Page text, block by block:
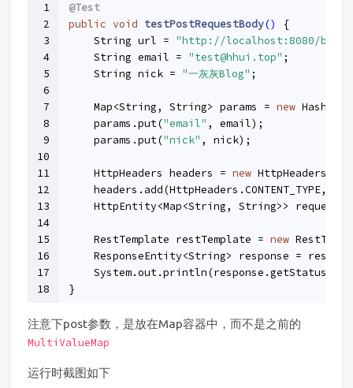
1
2
3
4
5
6
7
8
9
10
11
12
13
14
15
16
17
18
@Test
public void testPostRequestBody()
{
    String url =
"http://localhost:8080/body"
    String email =
"test@hhui.top" ;
    String nick =
"一灰灰Blog" ;
    Map<String, String> params =
new
    params.put(
"email" , email);
    params.put(
"nick" , nick);
    HttpHeaders headers =
new HttpHeaders();
    headers.add(HttpHeaders.CONTENT_TYPE,
HttpEntity<Map<String, String>> request
    RestTemplate restTemplate =
new
ResponseEntity<String> response =
}
注意下post参数，是放在Map容器中，而不是之前的
MultiValueMap
运行时截图如下